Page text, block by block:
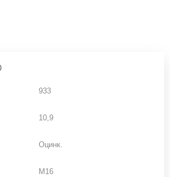
933
10,9
Оцинк.
M16